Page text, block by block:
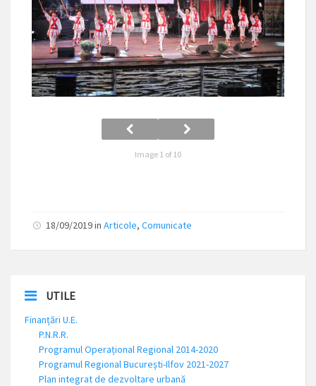
Image 1 of 10
18/09/2019 in Articole, Comunicate
UTILE
Finanțări U.E.
P.N.R.R.
Programul Operațional Regional 2014-2020
Programul Regional București-Ilfov 2021-2027
Plan integrat de dezvoltare urbană